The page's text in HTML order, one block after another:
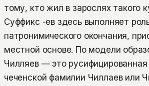
тому, кто жил в зарослях такого
Суффикс -ев здесь выполняет
патронимического окончания,
местной основе. По модели
Чилляев — это
чеченской фамилии Чиллаев или